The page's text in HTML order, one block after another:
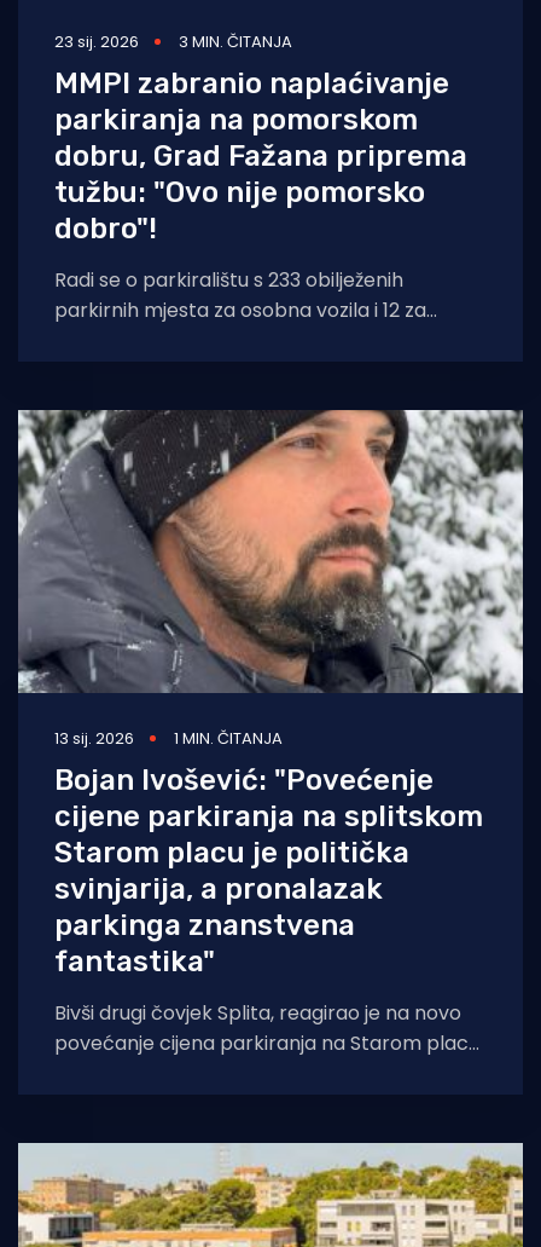
23 sij. 2026 3 MIN. ČITANJA
MMPI zabranio naplaćivanje
parkiranja na pomorskom
dobru, Grad Fažana priprema
tužbu: "Ovo nije pomorsko
dobro"!
Radi se o parkiralištu s 233 obilježenih
parkirnih mjesta za osobna vozila i 12 za
13 sij. 2026 1 MIN. ČITANJA
Bojan Ivošević: "Povećenje
cijene parkiranja na splitskom
Starom placu je politička
svinjarija, a pronalazak
parkinga znanstvena
fantastika"
Bivši drugi čovjek Splita, reagirao je na novo
povećanje cijena parkiranja na Starom placu.